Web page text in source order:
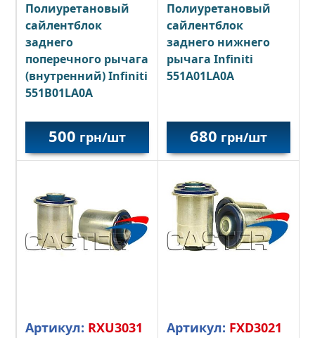
Полиуретановый
сайлентблок
заднего
поперечного рычага
(внутренний) Infiniti
551B01LA0A
500 грн/шт
Полиуретановый
сайлентблок
заднего нижнего
рычага Infiniti
551A01LA0A
680 грн/шт
Артикул: RXU3031 Артикул: FXD3021